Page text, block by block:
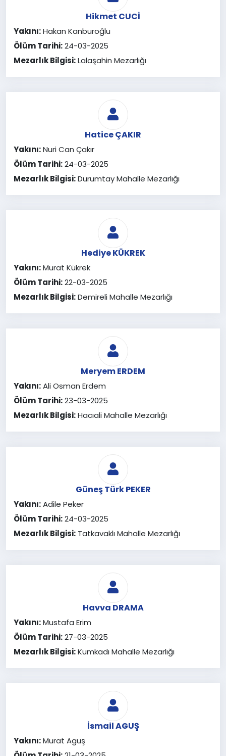
Hikmet CUCİ
Yakını:Hakan Kanburoğlu
Ölüm Tarihi:24-03-2025
Mezarlık Bilgisi:Lalaşahin Mezarlığı
Hatice ÇAKIR
Yakını:Nuri Can Çakır
Ölüm Tarihi:24-03-2025
Mezarlık Bilgisi:Durumtay Mahalle Mezarlığı
Hediye KÜKREK
Yakını:Murat Kükrek
Ölüm Tarihi:22-03-2025
Mezarlık Bilgisi:Demireli Mahalle Mezarlığı
Meryem ERDEM
Yakını:Ali Osman Erdem
Ölüm Tarihi:23-03-2025
Mezarlık Bilgisi:Hacıali Mahalle Mezarlığı
Güneş Türk PEKER
Yakını:Adile Peker
Ölüm Tarihi:24-03-2025
Mezarlık Bilgisi: Tatkavaklı Mahalle Mezarlığı
Havva DRAMA
Yakını:Mustafa Erim
Ölüm Tarihi:27-03-2025
Mezarlık Bilgisi:Kumkadı Mahalle Mezarlığı
İsmail AGUŞ
Yakını:Murat Aguş